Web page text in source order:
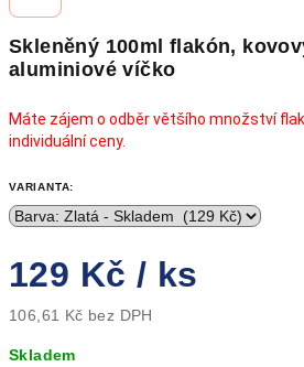
Skleněný 100ml flakón,
aluminiové víčko
Máte zájem o odběr většího množství
individuální ceny.
VARIANTA:
129 Kč / ks
106,61 Kč bez DPH
cena:
Skladem